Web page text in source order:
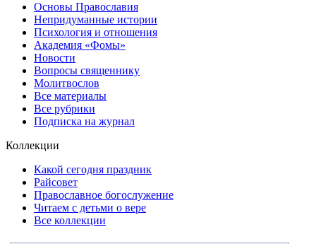
Основы Православия
Непридуманные истории
Психология и отношения
Академия «Фомы»
Новости
Вопросы священнику
Молитвослов
Все материалы
Все рубрики
Подписка на журнал
Коллекции
Какой сегодня праздник
Райсовет
Православное богослужение
Читаем с детьми о вере
Все коллекции